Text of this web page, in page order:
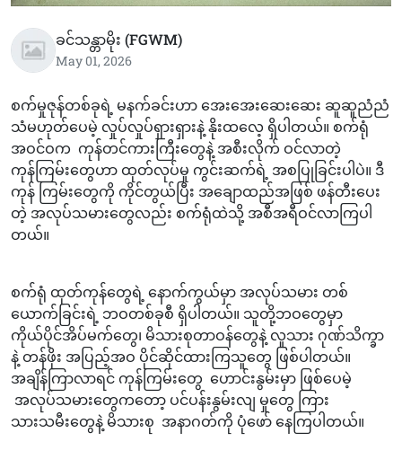
ခင်သန္တာမိုး (FGWM)
May 01, 2026
စက်မှုဇုန်တစ်ခုရဲ့ မနက်ခင်းဟာ အေးအေးဆေးဆေး ဆူဆူညံညံ
သံမဟုတ်ပေမဲ့ လှုပ်လှုပ်ရှားရှားနဲ့ နိုးထလေ့ ရှိပါတယ်။ စက်ရုံ
အဝင်ဝက ကုန်တင်ကားကြီးတွေနဲ့ အစီးလိုက် ဝင်လာတဲ့
ကုန်ကြမ်းတွေဟာ ထုတ်လုပ်မှု ကွင်းဆက်ရဲ့ အစပြုခြင်းပါပဲ။ ဒီ
ကုန် ကြမ်းတွေကို ကိုင်တွယ်ပြီး အချောထည်အဖြစ် ဖန်တီးပေး
တဲ့ အလုပ်သမားတွေလည်း စက်ရုံထဲသို့ အစီအရီဝင်လာကြပါ
တယ်။
စက်ရုံ ထုတ်ကုန်တွေရဲ့ နောက်ကွယ်မှာ အလုပ်သမား တစ်
ယောက်ခြင်းရဲ့ ဘဝတစ်ခုစီ ရှိပါတယ်။ သူတို့ဘဝတွေမှာ
ကိုယ်ပိုင်အိပ်မက်တွေ၊ မိသားစုတာဝန်တွေနဲ့ လူသား ဂုဏ်သိက္ခာ
နဲ့ တန်ဖိုး အပြည့်အဝ ပိုင်ဆိုင်ထားကြသူတွေ ဖြစ်ပါတယ်။
အချိန်ကြာလာရင် ကုန်ကြမ်းတွေ ဟောင်းနွမ်းမှာ ဖြစ်ပေမဲ့
အလုပ်သမားတွေကတော့ ပင်ပန်းနွမ်းလျ မှုတွေ ကြား
သားသမီးတွေနဲ့ မိသားစု အနာဂတ်ကို ပုံဖော် နေကြပါတယ်။